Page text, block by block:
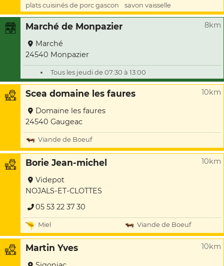
plats cuisinés de porc gascon
savon vaisselle
Marché de Monpazier 8km
Marché
24540 Monpazier
Tous les jeudi de 07:30 à 13:00
Scea domaine les faures 10km
Domaine les faures
24540 Gaugeac
Viande de Boeuf
Borie Jean-michel 10km
Videpot
NOJALS-ET-CLOTTES
05 53 22 37 30
Miel Viande de Boeuf
Martin Yves 10km